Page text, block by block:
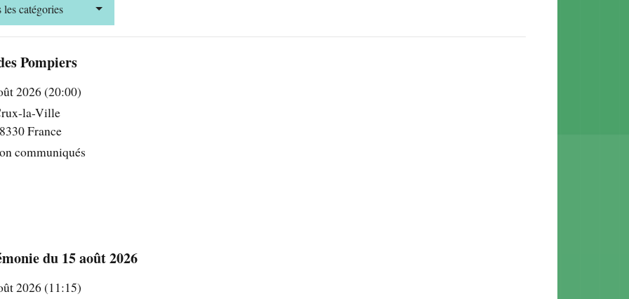
les catégories
Pompiers
2026 (20:00)
la-Ville
France
communiqués
du 15 août 2026
2026 (11:15)